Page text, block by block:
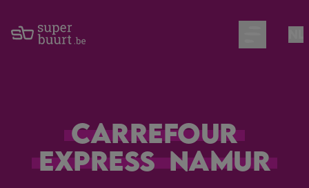
Open main
Carrefour
Express Namur